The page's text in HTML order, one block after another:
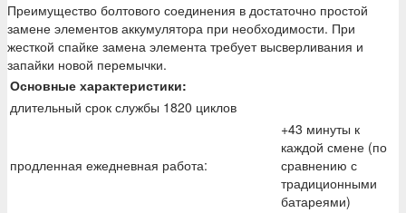
Преимущество болтового соединения в достаточно простой
замене элементов аккумулятора при необходимости. При
жесткой спайке замена элемента требует высверливания и
запайки новой перемычки.
Основные характеристики:
длительный срок службы 1820 циклов
продленная ежедневная работа:
+43 минуты к
каждой смене (по
сравнению с
традиционными
батареями)